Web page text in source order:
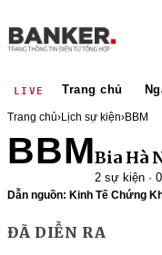
LIVE Trang chủ
Trang chủ›Lịch sự kiện›BBM
BBMBia Hà
2 sự kiện ·
Dẫn nguồn: Kinh Tế Chứng
ĐÃ DIỄN RA